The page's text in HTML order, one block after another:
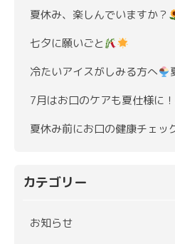
夏休み、楽しんでいますか？
七夕に願いごと
冷たいアイスがしみる方へ
7月はお口のケアも夏仕様に！
夏休み前にお口の健康チェッ
カテゴリー
お知らせ